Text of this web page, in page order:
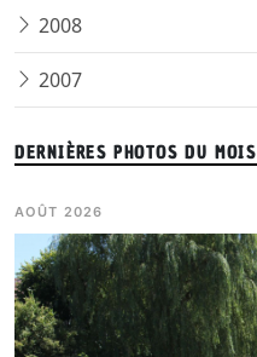
2008
2007
DERNIÈRES PHOTOS DU MOIS
AOÛT 2026